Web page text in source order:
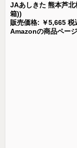
JAあしきた 熊本芦
箱))
販売価格: ￥5,665 税
Amazonの商品ペー